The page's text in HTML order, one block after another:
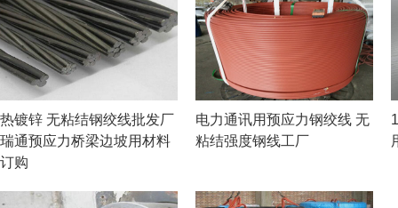
热镀锌 无粘结钢绞线批发厂
瑞通预应力桥梁边坡用材料
订购
电力通讯用预应力钢绞线 无
粘结强度钢线工厂